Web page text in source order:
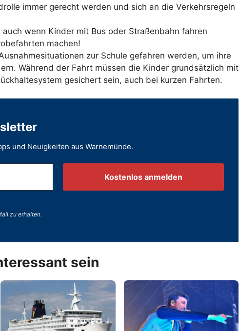
immer gerecht werden und sich an die Verkehrsregeln
wenn Kinder mit Bus oder Straßenbahn fahren
machen!
zur Schule gefahren werden, um ihre
Während der Fahrt müssen die Kinder grundsätzlich mit
gesichert sein, auch bei kurzen Fahrten.
und Neuigkeiten aus Warnemünde.
zu erhalten.
sein